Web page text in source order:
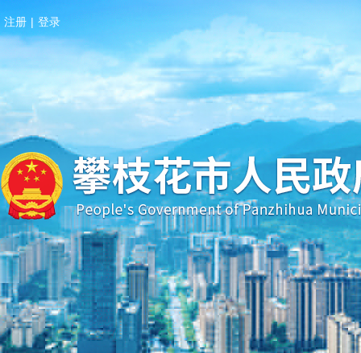
注册 | 登录